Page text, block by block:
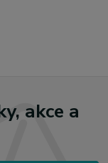
akce a